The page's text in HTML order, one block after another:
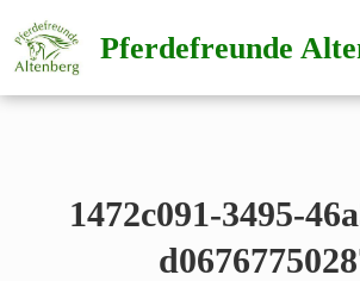
zum
Inhalt
Pferdefreunde
1472c091-3495-